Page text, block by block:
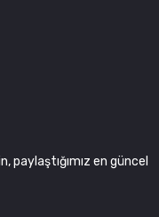
paylaştığımız en güncel